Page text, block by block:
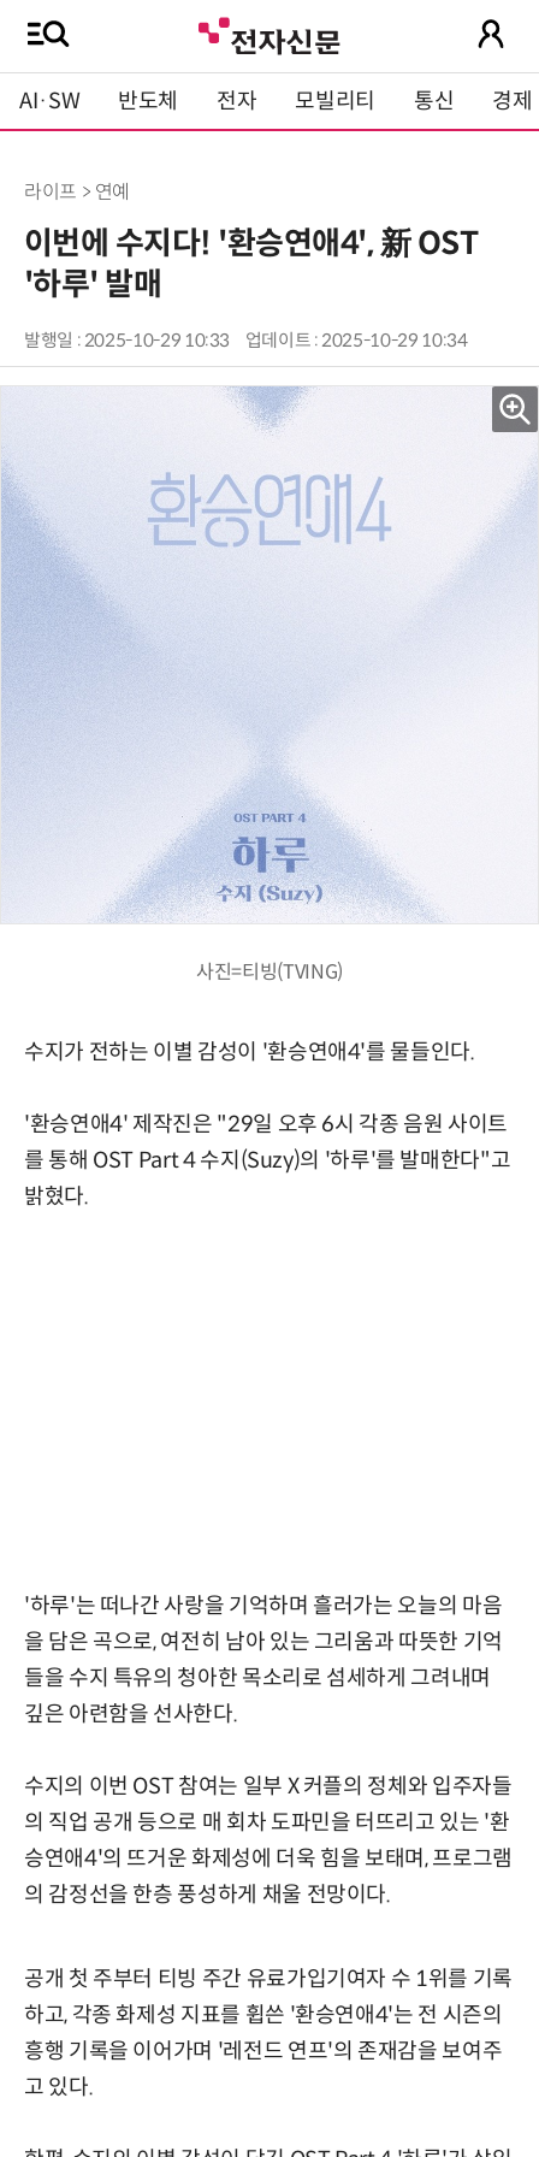
AI·SW 반도체 전자 모빌리티 통신 경제
라이프 > 연예
이번에 수지다! '환승연애4', 新 OST
'하루' 발매
발행일 : 2025-10-29 10:33 업데이트 : 2025-10-29 10:34
사진=티빙(TVING)
수지가 전하는 이별 감성이 '환승연애4'를 물들인다.
'환승연애4' 제작진은 "29일 오후 6시 각종 음원 사이트
를 통해 OST Part 4 수지(Suzy)의 '하루'를 발매한다"고
밝혔다.
'하루'는 떠나간 사랑을 기억하며 흘러가는 오늘의 마음
을 담은 곡으로, 여전히 남아 있는 그리움과 따뜻한 기억
들을 수지 특유의 청아한 목소리로 섬세하게 그려내며
깊은 아련함을 선사한다.
수지의 이번 OST 참여는 일부 X 커플의 정체와 입주자들
의 직업 공개 등으로 매 회차 도파민을 터뜨리고 있는 '환
승연애4'의 뜨거운 화제성에 더욱 힘을 보태며, 프로그램
의 감정선을 한층 풍성하게 채울 전망이다.
공개 첫 주부터 티빙 주간 유료가입기여자 수 1위를 기록
하고, 각종 화제성 지표를 휩쓴 '환승연애4'는 전 시즌의
흥행 기록을 이어가며 '레전드 연프'의 존재감을 보여주
고 있다.